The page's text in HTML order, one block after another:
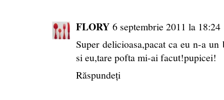
FLORY 6 septembrie 2011 la 18:24
Super delicioasa,pacat ca eu n-a
si eu,tare pofta mi-ai facut!pupicei!
Răspundeți